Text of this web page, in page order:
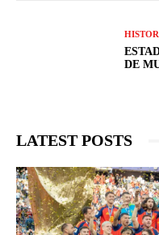
DE
LATEST POSTS